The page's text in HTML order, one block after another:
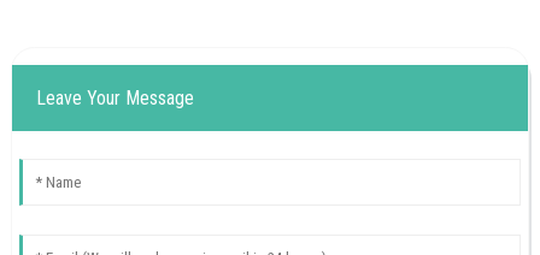
Leave Your Message